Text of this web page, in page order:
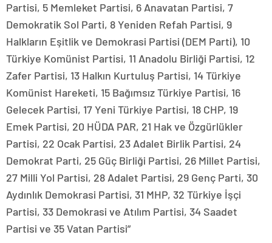
Partisi, 5 Memleket Partisi, 6 Anavatan Partisi, 7
Demokratik Sol Parti, 8 Yeniden Refah Partisi, 9
Halkların Eşitlik ve Demokrasi Partisi (DEM Parti), 10
Türkiye Komünist Partisi, 11 Anadolu Birliği Partisi, 12
Zafer Partisi, 13 Halkın Kurtuluş Partisi, 14 Türkiye
Komünist Hareketi, 15 Bağımsız Türkiye Partisi, 16
Gelecek Partisi, 17 Yeni Türkiye Partisi, 18 CHP, 19
Emek Partisi, 20 HÜDA PAR, 21 Hak ve Özgürlükler
Partisi, 22 Ocak Partisi, 23 Adalet Birlik Partisi, 24
Demokrat Parti, 25 Güç Birliği Partisi, 26 Millet Partisi,
27 Milli Yol Partisi, 28 Adalet Partisi, 29 Genç Parti, 30
Aydınlık Demokrasi Partisi, 31 MHP, 32 Türkiye İşçi
Partisi, 33 Demokrasi ve Atılım Partisi, 34 Saadet
Partisi ve 35 Vatan Partisi”